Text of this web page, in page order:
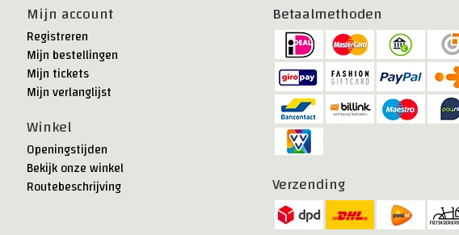
Mijn account
Registreren
Mijn bestellingen
Mijn tickets
Mijn verlanglijst
Winkel
Openingstijden
Bekijk onze winkel
Routebeschrijving
Betaalmethoden
Verzending